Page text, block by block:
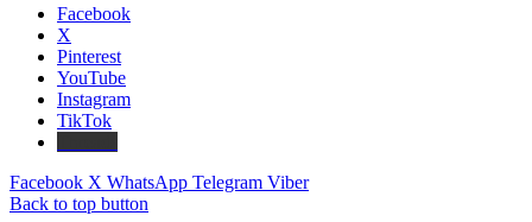
Facebook
X
Pinterest
YouTube
Instagram
TikTok
Facebook X WhatsApp Telegram Viber
Back to top button